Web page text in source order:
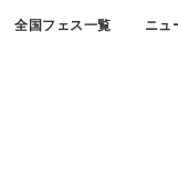
全国フェス一覧 ニュ